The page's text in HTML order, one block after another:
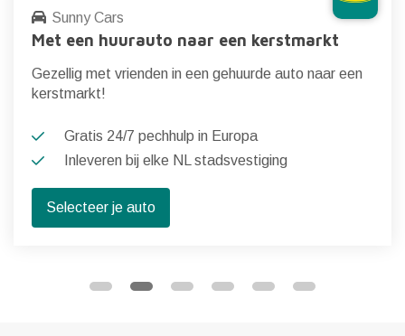
Sunny Cars
Met een huurauto naar een kerstmarkt
Gezellig met vrienden in een gehuurde auto naar een
kerstmarkt!
Gratis 24/7 pechhulp in Europa
Inleveren bij elke NL stadsvestiging
Selecteer je auto